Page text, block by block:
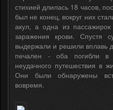
стихией длилась 18 часов,
был не конец, вокруг них
акул, а одна из
заражения крови. Спустя
выдержали и решили вплавь
печален - оба погибли
неудачного путешествия в
Они были обнаружены
вовремя.